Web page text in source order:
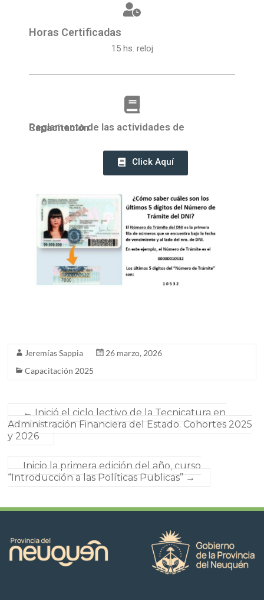
Horas Certificadas
15 hs. reloj
Reglamento de las actividades de Capacitación
Click Aquí
Jeremías Sappia
26 marzo, 2026
Capacitación 2025
← Inició el ciclo lectivo de la Tecnicatura en
Administración Financiera del Estado. Cohortes 2025
y 2026
Inicio la primera edición del año, curso
“Introducción a las Políticas Publicas” →